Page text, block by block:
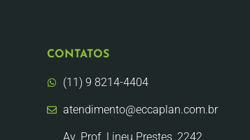
CONTATOS
(11) 9 8214-4404
atendimento@eccaplan.com.br
Av. Prof. Lineu Prestes, 2242,